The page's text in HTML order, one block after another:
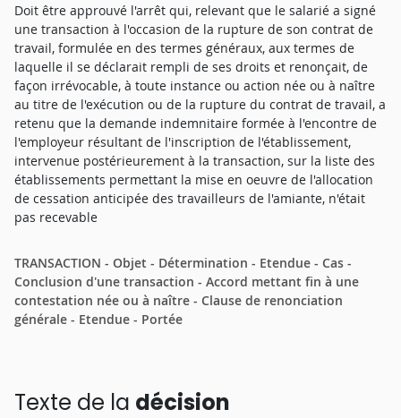
Doit être approuvé l'arrêt qui, relevant que le salarié a signé
une transaction à l'occasion de la rupture de son contrat de
travail, formulée en des termes généraux, aux termes de
laquelle il se déclarait rempli de ses droits et renonçait, de
façon irrévocable, à toute instance ou action née ou à naître
au titre de l'exécution ou de la rupture du contrat de travail, a
retenu que la demande indemnitaire formée à l'encontre de
l'employeur résultant de l'inscription de l'établissement,
intervenue postérieurement à la transaction, sur la liste des
établissements permettant la mise en oeuvre de l'allocation
de cessation anticipée des travailleurs de l'amiante, n'était
pas recevable
TRANSACTION - Objet - Détermination - Etendue - Cas -
Conclusion d'une transaction - Accord mettant fin à une
contestation née ou à naître - Clause de renonciation
générale - Etendue - Portée
Texte de la décision